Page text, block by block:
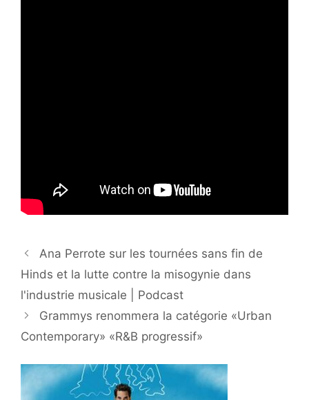
Ana Perrote sur les tournées sans fin de
Hinds et la lutte contre la misogynie dans
l'industrie musicale | Podcast
Grammys renommera la catégorie «Urban
Contemporary» «R&B progressif»